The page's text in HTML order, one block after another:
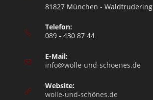
81827 München - Waldtrudering
Telefon:
089 - 430 87 44
E-Mail:
info@wolle-und-schoenes.de
Website:
wolle-und-schönes.de